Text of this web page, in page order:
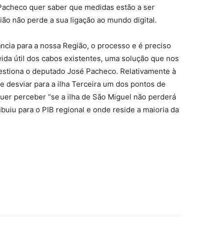
quer saber que medidas estão a ser
não perde a sua ligação ao mundo digital.
para a nossa Região, o processo e é preciso
útil dos cabos existentes, uma solução que nos
o deputado José Pacheco. Relativamente à
desviar para a ilha Terceira um dos pontos de
perceber “se a ilha de São Miguel não perderá
para o PIB regional e onde reside a maioria da